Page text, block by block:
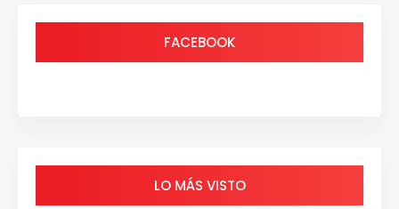
FACEBOOK
LO MÁS VISTO